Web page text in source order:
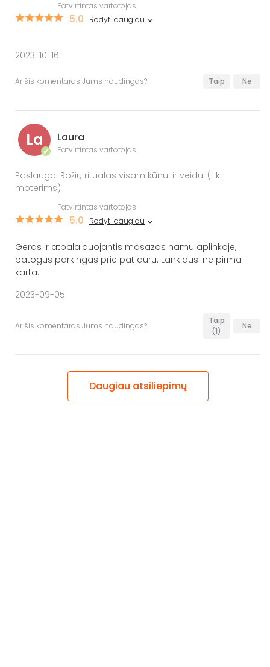
Patvirtintas vartotojas
5.0 Rodyti daugiau
2023-10-16
Ar šis komentaras Jums naudingas? Taip Ne
La
✔
Laura
Patvirtintas vartotojas
Paslauga: Rožių ritualas visam kūnui ir veidui (tik
moterims)
Patvirtintas vartotojas
5.0 Rodyti daugiau
Geras ir atpalaiduojantis masazas namu aplinkoje,
patogus parkingas prie pat duru. Lankiausi ne pirma
karta.
2023-09-05
Ar šis komentaras Jums naudingas?
Taip
(1)
Ne
Daugiau atsiliepimų